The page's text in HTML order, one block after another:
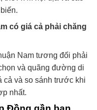
có giá cả phải chăng
Nam tương đối phải
và quãng đường di
cả và so sánh trước khi
nhất.